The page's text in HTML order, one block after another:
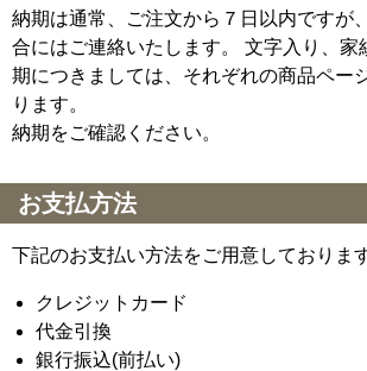
納期は通常、ご注文から７日以内ですが
合にはご連絡いたします。 文字入り、家
期につきましては、それぞれの商品ペー
ります。
納期をご確認ください。
お支払方法
下記のお支払い方法をご用意しております
クレジットカード
代金引換
銀行振込(前払い)